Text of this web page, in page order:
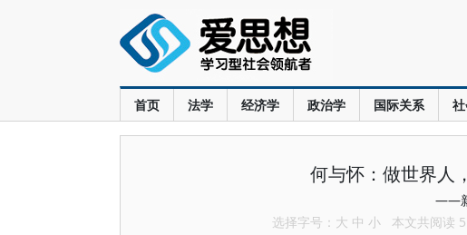
首页 法学 经济学 政治学 国际关系
何与怀：做世界人
——
选择字号： 大 中 小 本文共阅读